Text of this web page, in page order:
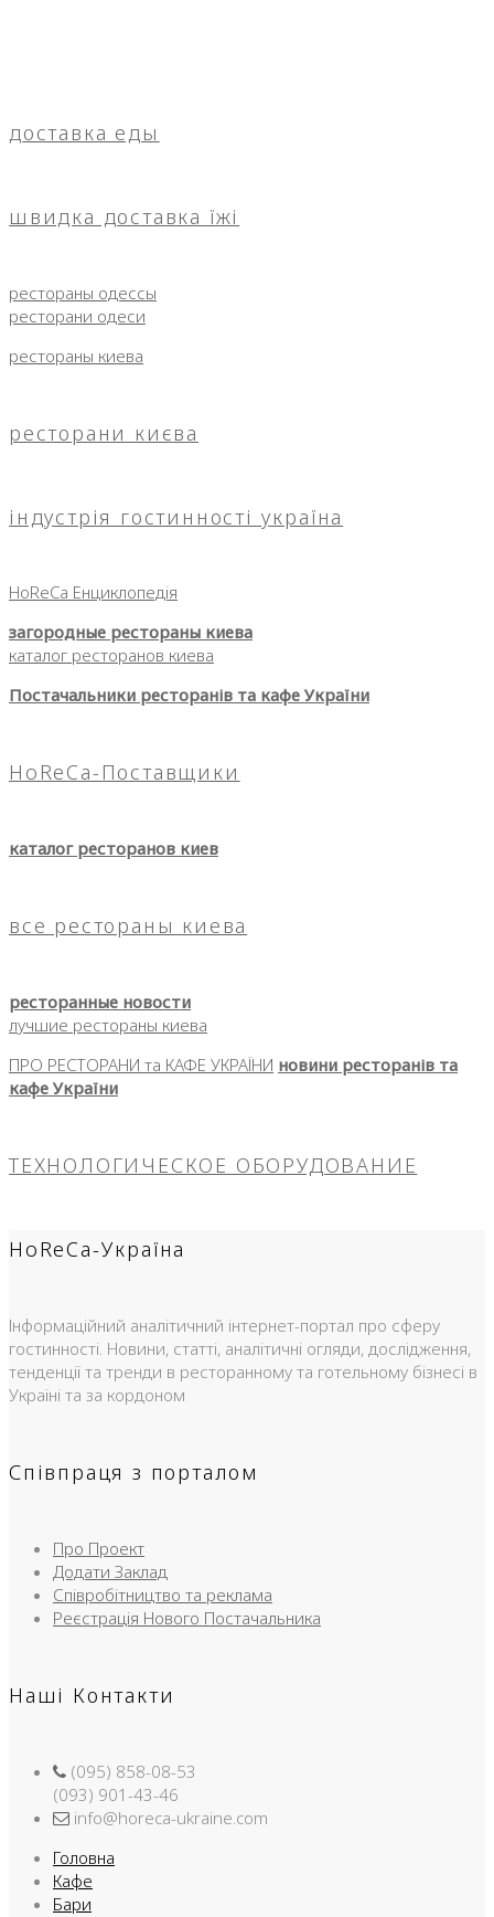
доставка еды
швидка доставка їжі
рестораны одессы
ресторани одеси
рестораны киева
ресторани києва
індустрія гостинності україна
HoReCa Енциклопедія
загородные рестораны киева
каталог ресторанов киева
Постачальники ресторанів та кафе України
HoReCa-Поставщики
каталог ресторанов киев
все рестораны киева
ресторанные новости
лучшие рестораны киева
ПРО РЕСТОРАНИ та КАФЕ УКРАЇНИ новини ресторанів та
кафе України
ТЕХНОЛОГИЧЕСКОЕ ОБОРУДОВАНИЕ
HoReCa-Україна
Інформаційний аналітичний інтернет-портал про сферу
гостинності. Новини, статті, аналітичні огляди, дослідження,
тенденції та тренди в ресторанному та готельному бізнесі в
Україні та за кордоном
Співпраця з порталом
Про Проект
Додати Заклад
Співробітництво та реклама
Реєстрація Нового Постачальника
Наші Контакти
(095) 858-08-53
(093) 901-43-46
info@horeca-ukraine.com
Головна
Кафе
Бари